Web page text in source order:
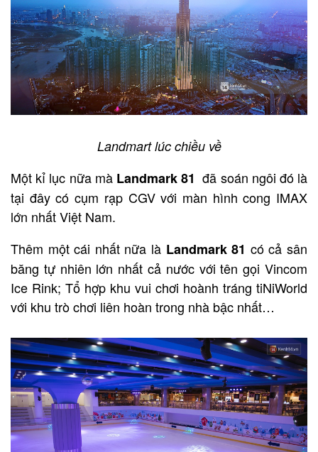
Landmart lúc chiều về
Một kỉ lục nữa mà Landmark 81 đã soán ngôi đó là
tại đây có cụm rạp CGV với màn hình cong IMAX
lớn nhất Việt Nam.
Thêm một cái nhất nữa là Landmark 81 có cả sân
băng tự nhiên lớn nhất cả nước với tên gọi Vincom
Ice Rink; Tổ hợp khu vui chơi hoành tráng tiNiWorld
với khu trò chơi liên hoàn trong nhà bậc nhất…